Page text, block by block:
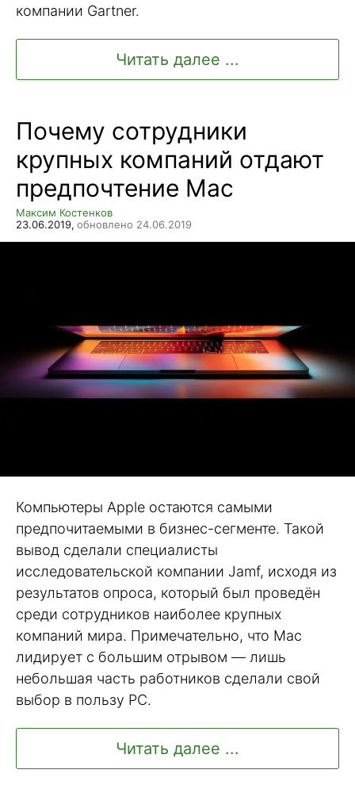
компании Gartner.
Читать далее ...
Почему сотрудники
крупных компаний отдают
предпочтение Mac
Максим Костенков
23.06.2019, обновлено 24.06.2019
Компьютеры Apple остаются самыми
предпочитаемыми в бизнес-сегменте. Такой
вывод сделали специалисты
исследовательской компании Jamf, исходя из
результатов опроса, который был проведён
среди сотрудников наиболее крупных
компаний мира. Примечательно, что Maс
лидирует с большим отрывом — лишь
небольшая часть работников сделали свой
выбор в пользу PC.
Читать далее ...